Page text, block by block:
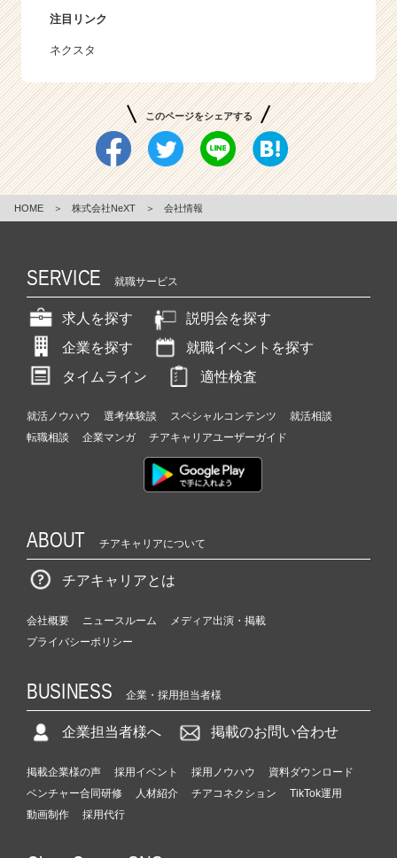
注目リンク
ネクスタ
このページをシェアする
HOME ＞ 株式会社NeXT ＞ 会社情報
SERVICE 就職サービス
求人を探す
説明会を探す
企業を探す
就職イベントを探す
タイムライン
適性検査
就活ノウハウ 選考体験談 スペシャルコンテンツ
就活相談
転職相談
企業マンガ チアキャリアユーザーガイド
ABOUT チアキャリアについて
チアキャリアとは
会社概要 ニュースルーム
メディア出演・掲載
プライバシーポリシー
BUSINESS 企業・採用担当者様
企業担当者様へ 掲載のお問い合わせ
掲載企業様の声 採用イベント 採用ノウハウ
資料ダウンロード
ベンチャー合同研修
人材紹介 チアコネクション
TikTok運用
動画制作
採用代行